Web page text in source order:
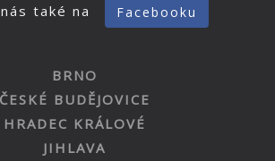
také na Facebooku
BRNO
ČESKÉ BUDĚJOVICE
HRADEC KRÁLOVÉ
JIHLAVA